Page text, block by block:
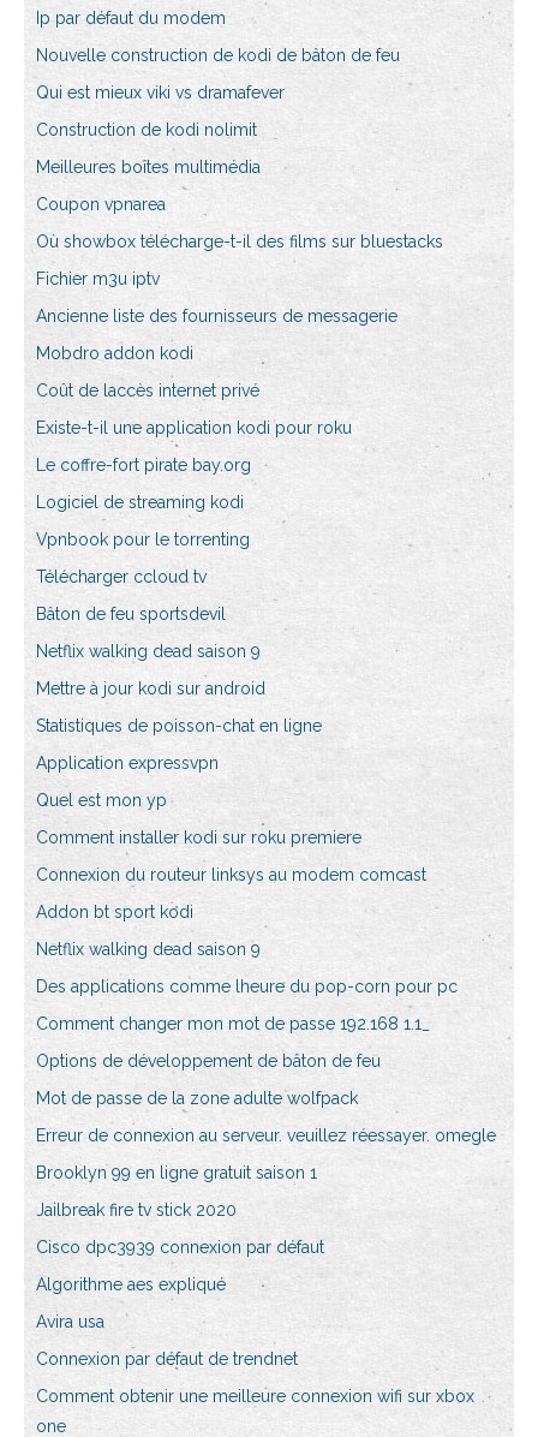
Ip par défaut du modem
Nouvelle construction de kodi de bâton de feu
Qui est mieux viki vs dramafever
Construction de kodi nolimit
Meilleures boîtes multimédia
Coupon vpnarea
Où showbox télécharge-t-il des films sur bluestacks
Fichier m3u iptv
Ancienne liste des fournisseurs de messagerie
Mobdro addon kodi
Coût de laccès internet privé
Existe-t-il une application kodi pour roku
Le coffre-fort pirate bay.org
Logiciel de streaming kodi
Vpnbook pour le torrenting
Télécharger ccloud tv
Bâton de feu sportsdevil
Netflix walking dead saison 9
Mettre à jour kodi sur android
Statistiques de poisson-chat en ligne
Application expressvpn
Quel est mon yp
Comment installer kodi sur roku premiere
Connexion du routeur linksys au modem comcast
Addon bt sport kodi
Netflix walking dead saison 9
Des applications comme lheure du pop-corn pour pc
Comment changer mon mot de passe 192.168 1.1_
Options de développement de bâton de feu
Mot de passe de la zone adulte wolfpack
Erreur de connexion au serveur. veuillez réessayer. omegle
Brooklyn 99 en ligne gratuit saison 1
Jailbreak fire tv stick 2020
Cisco dpc3939 connexion par défaut
Algorithme aes expliqué
Avira usa
Connexion par défaut de trendnet
Comment obtenir une meilleure connexion wifi sur xbox
one